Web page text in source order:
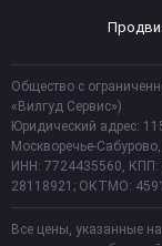
Общество с
«Вилгуд Сервис»)
Юридический адрес:
Москворечье-
ИНН: 7724435560,
28118921; ОКТМО:
Все цены, указанные